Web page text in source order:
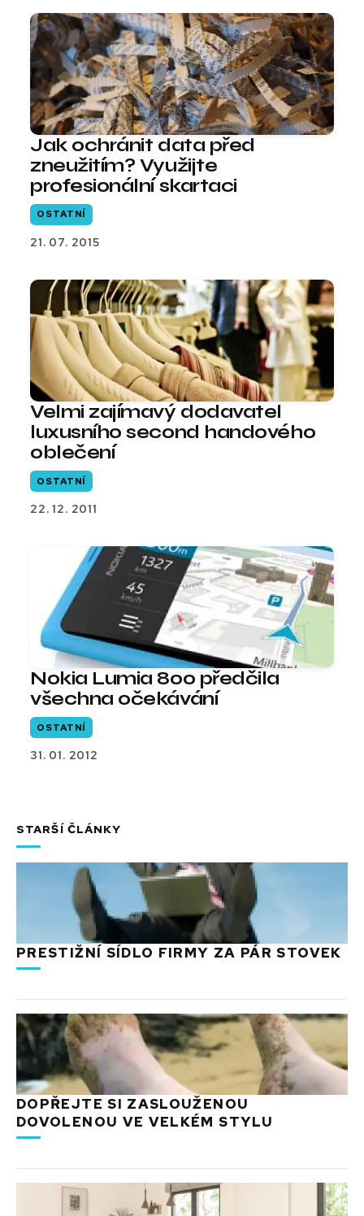
Jak ochránit data před
zneužitím? Využijte
profesionální skartaci
OSTATNÍ
21. 07. 2015
Velmi zajímavý dodavatel
luxusního second handového
oblečení
OSTATNÍ
22. 12. 2011
Nokia Lumia 800 předčila
všechna očekávání
OSTATNÍ
31. 01. 2012
STARŠÍ ČLÁNKY
PRESTIŽNÍ SÍDLO FIRMY ZA PÁR STOVEK
DOPŘEJTE SI ZASLOUŽENOU
DOVOLENOU VE VELKÉM STYLU